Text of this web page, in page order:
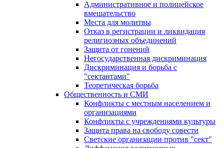
Административное и полицейское
вмешательство
Места для молитвы
Отказ в регистрации и ликвидация
религиозных объединений
Защита от гонений
Негосударственная дискриминация
Дискриминация и борьба с
"сектантами"
Теоретическая борьба
Общественность и СМИ
Конфликты с местным населением и
организациями
Конфликты с учреждениями культуры
Защита права на свободу совести
Светские организации против "сект"